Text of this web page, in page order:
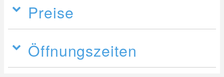
Preise
Öffnungszeiten